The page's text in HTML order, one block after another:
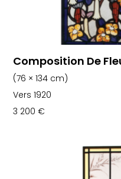
Composition De
(76 × 134 cm)
Vers 1920
3 200€